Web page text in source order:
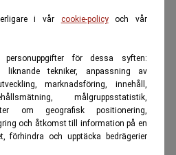
i vår cookie-policyoch vår
för dessa syften:
liknande tekniker, anpassning av
marknadsföring, innehåll,
målgruppsstatistik,
om geografisk positionering,
och åtkomst till information på en
förhindra och upptäcka bedrägerier